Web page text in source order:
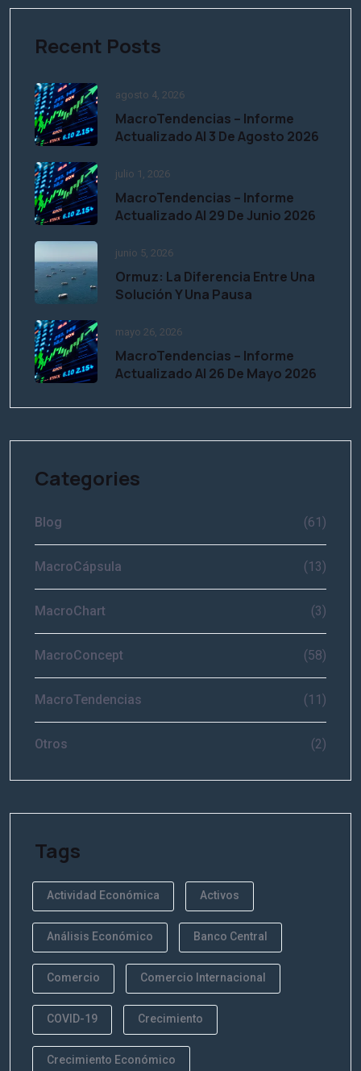
Recent Posts
agosto 4, 2026
MacroTendencias – Informe
Actualizado Al 3 De Agosto 2026
julio 1, 2026
MacroTendencias – Informe
Actualizado Al 29 De Junio 2026
junio 5, 2026
Ormuz: La Diferencia Entre Una
Solución Y Una Pausa
mayo 26, 2026
MacroTendencias – Informe
Actualizado Al 26 De Mayo 2026
Categories
Blog (61)
MacroCápsula (13)
MacroChart (3)
MacroConcept (58)
MacroTendencias (11)
Otros (2)
Tags
Actividad Económica Activos
Análisis Económico Banco Central
Comercio Comercio Internacional
COVID-19 Crecimiento
Crecimiento Económico